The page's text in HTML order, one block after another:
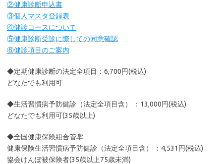
②健康診断申込書
③個人マスタ登録表
④健診コースについて
⑤健康診断受診に際しての同意確認
⑥健診項目のご案内
◆定期健康診断の法定全項目：6,700円(税込)
どなたでも利用可
◆生活習慣病予防健診（法定全項目含） ：13,000円(税込)
どなたでも利用可(35歳以上)
◆全国健康保険組合管掌
健康保険生活習慣病予防健診（法定全項目含） ：4,531円(税込)
協会けんぽ被保険者(35歳以上75歳未満)